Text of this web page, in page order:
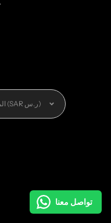
المملكة العربية السعودية (SAR ر.س)
تواصل معنا